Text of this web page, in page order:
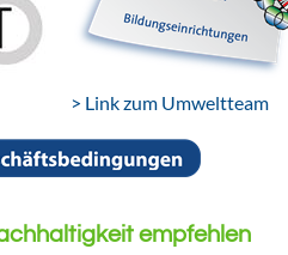
> Link zum Umweltteam
empfehlen